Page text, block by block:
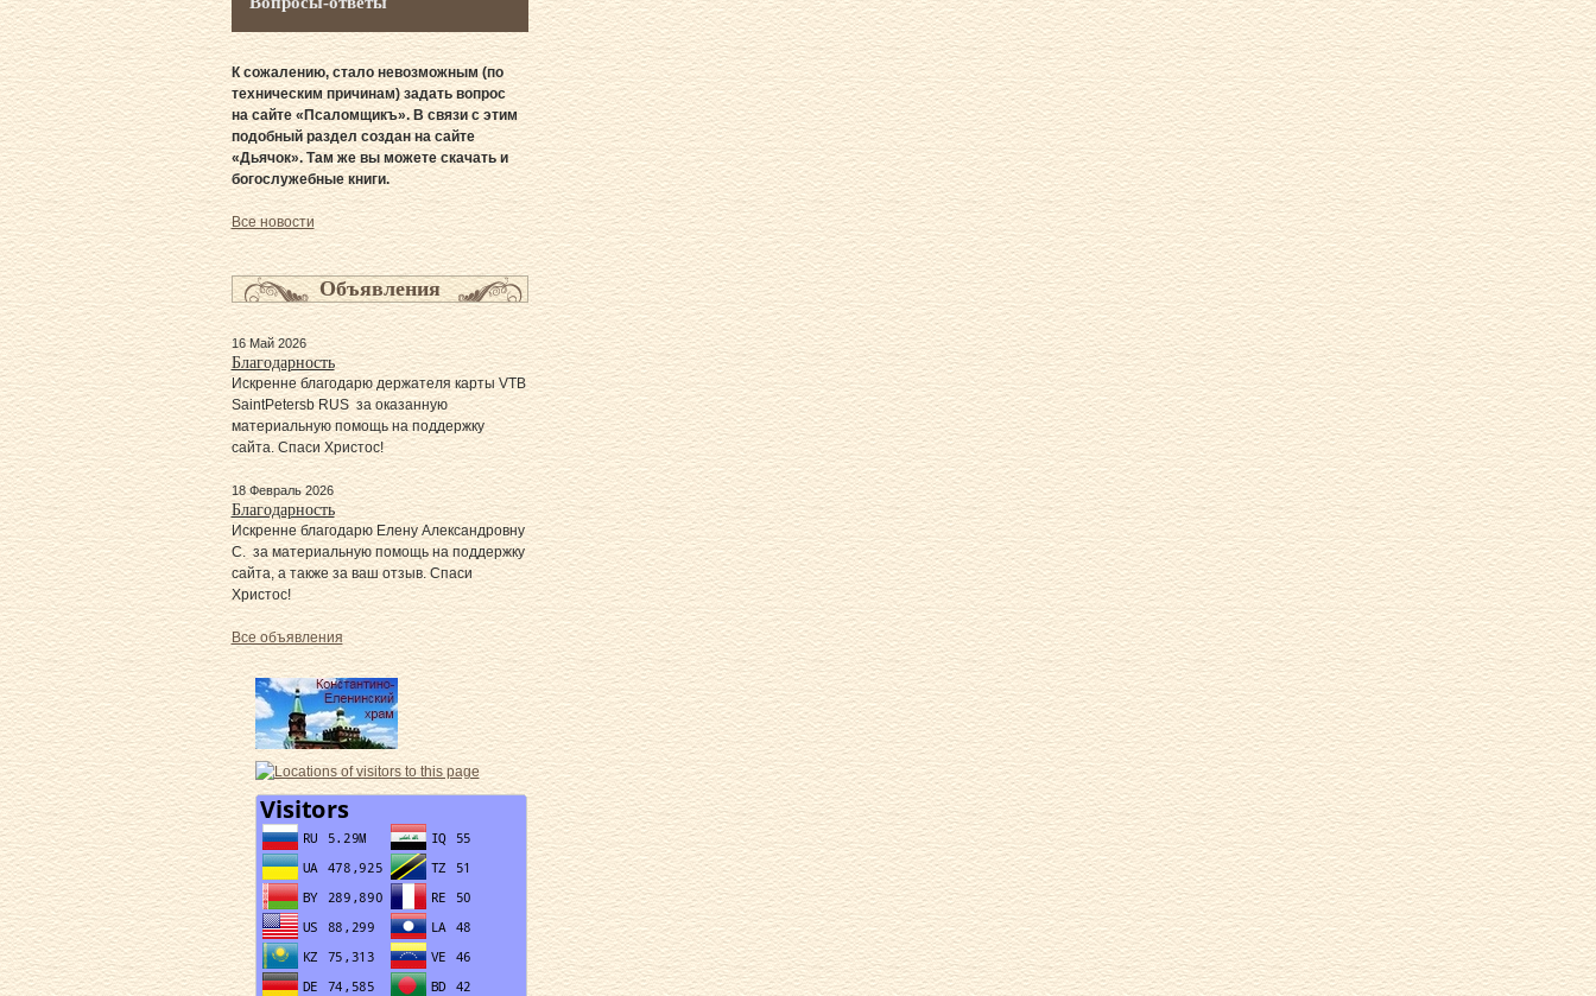
К сожалению, стало невозможным (по
техническим причинам) задать вопрос
на сайте «Псаломщикъ». В связи с этим
подобный раздел создан на сайте
«Дьячок». Там же вы можете скачать и
богослужебные книги.
Все новости
Объявления
16 Май 2026
Благодарность
Искренне благодарю держателя карты VTB
SaintPetersb RUS за оказанную
материальную помощь на поддержку
сайта. Спаси Христос!
18 Февраль 2026
Благодарность
Искренне благодарю Елену Александровну
С. за материальную помощь на поддержку
сайта, а также за ваш отзыв. Спаси
Христос!
Все объявления